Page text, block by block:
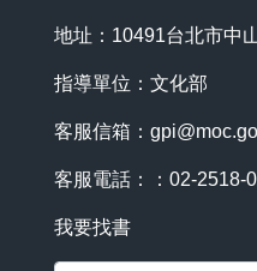
地址：10491台北市中
指導單位：文化部
客服信箱：
客服電話：：02-2518-
我要找書